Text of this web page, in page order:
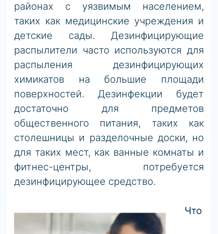
районах с уязвимым населением,
таких как медицинские учреждения и
детские сады. Дезинфицирующие
распылители часто используются для
распыления дезинфицирующих
химикатов на большие площади
поверхностей. Дезинфекции будет
достаточно для предметов
общественного питания, таких как
столешницы и разделочные доски, но
для таких мест, как ванные комнаты и
фитнес-центры, потребуется
дезинфицирующее средство.
Что